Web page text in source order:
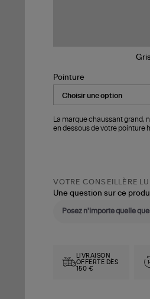
Pointure
La marque chaussant grand,
en dessous de votre pointure
VOTRE CONSEILLÈRE
Une question sur ce
LIVRAISON
OFFERTE DÈS
150 €